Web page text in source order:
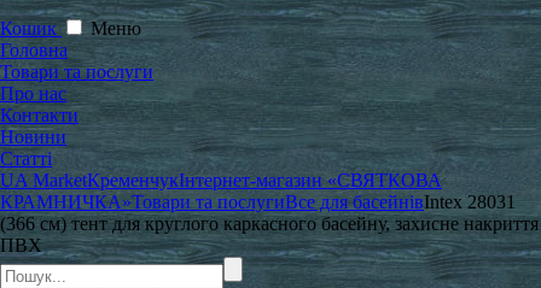
Кошик
Меню
Головна
Товари та послуги
Про нас
Контакти
Новини
Статті
UA MarketКременчукІнтернет-магазин «СВЯТКОВА
КРАМНИЧКА»Товари та послугиВсе для басейнівIntex 28031
(366 см) тент для круглого каркасного басейну, захисне накриття
ПВХ